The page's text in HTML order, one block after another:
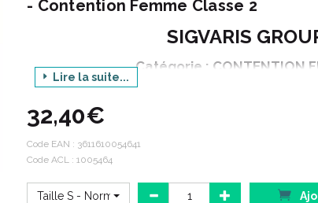
- Contention Femme Classe 2
SIGVARIS
Catégorie : CONTENTION
Lire la suite...
32,40€
Code EAN : 3611610054641
Code ACL : 1005464
Taille S - Normal